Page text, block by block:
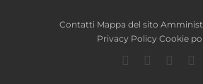
Contatti Mappa del sito
Privacy Policy Cookie
Facebook
Twitter